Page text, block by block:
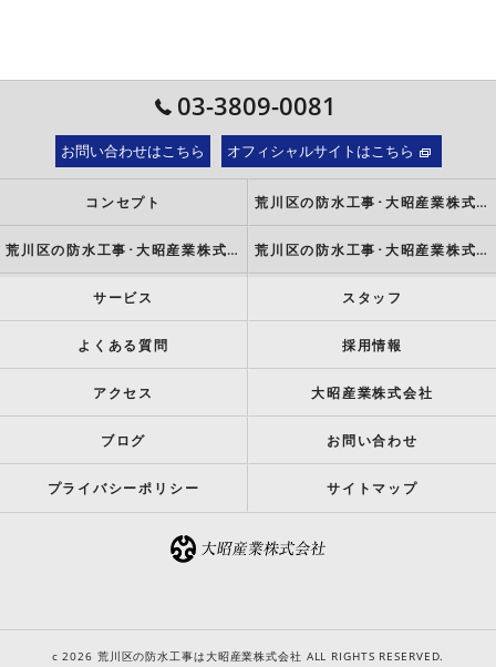
03-3809-0081
お問い合わせはこちら オフィシャルサイトはこちら
コンセプト 荒川区の防水工事･大昭産業株式会社の口コミ情報
荒川区の防水工事･大昭産業株式会社の評判 荒川区の防水工事･大昭産業株式会社のお客様の声
サービス スタッフ
よくある質問 採用情報
アクセス 大昭産業株式会社
ブログ お問い合わせ
プライバシーポリシー サイトマップ
c 2026 荒川区の防水工事は大昭産業株式会社 ALL RIGHTS RESERVED.